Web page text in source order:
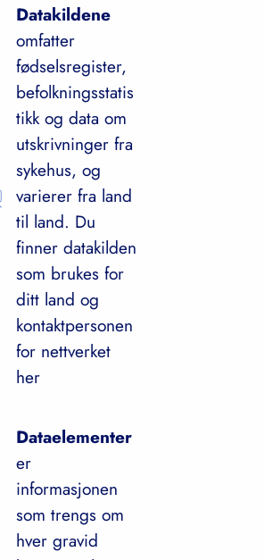
Datakildene
omfatter
fødselsregister,
befolkningsstatis
tikk og data om
utskrivninger fra
sykehus, og
varierer fra land
til land. Du
finner datakilden
som brukes for
ditt land og
kontaktpersonen
for nettverket
her
Dataelementer
er
informasjonen
som trengs om
hver gravid